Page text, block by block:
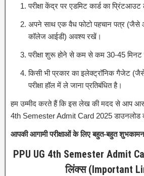
परीक्षा केंद्र पर एडमिट कार्ड का प्रिंटआउट
अपने साथ एक वैध फोटो पहचान पत्र (जैसे
कॉलेज आईडी) अवश्य रखें।
परीक्षा शुरू होने से कम से कम 30-45
किसी भी प्रकार का इलेक्ट्रॉनिक गैजेट (जैसे
परीक्षा हॉल में ले जाना प्रतिबंधित है।
हम उम्मीद करते हैं कि इस लेख की मदद से आप
4th Semester Admit Card 2025 डाउनलोड
आपकी आगामी परीक्षाओं के लिए बहुत-बहुत
PPU UG 4th Semester Admit
लिंक्स (Important